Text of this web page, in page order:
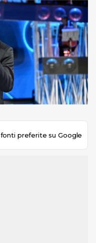
preferite su Google